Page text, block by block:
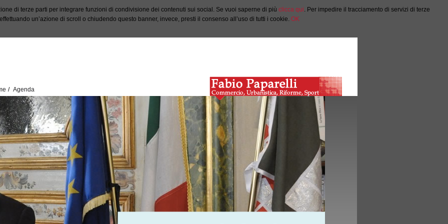
di terze parti per integrare funzioni di condivisione dei contenuti sui social. Se vuoi saperne di più clicca qui. Per impedire il tracciamento di servizi di terze
un’azione di scroll o chiudendo questo banner, invece, presti il consenso all’uso di tutti i cookie. OK
Agenda